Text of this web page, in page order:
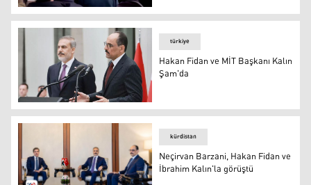
MİT Başkanı İbrahim Kalın, Suriye'de
Türkiye Dışişleri Bakanı Hakan Fidan ve Milli İstihbarat
türkiye
Hakan Fidan ve MİT Başkanı Kalın
Şam'da
kürdistan
Neçirvan Barzani, Hakan Fidan ve
İbrahim Kalın'la görüştü